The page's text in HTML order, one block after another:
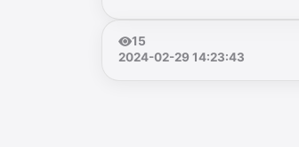
15
2024-02-29 14:23:43